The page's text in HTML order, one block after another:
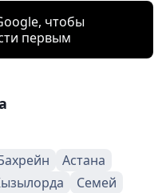
чтобы
первым
Астана
Семей